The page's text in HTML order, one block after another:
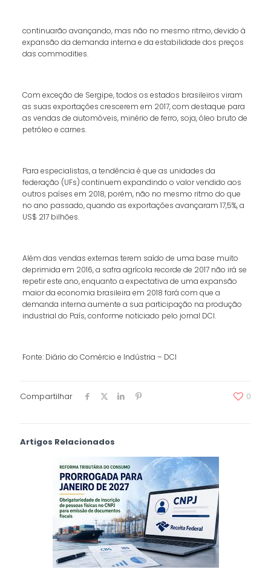
continuarão avançando, mas não no mesmo ritmo, devido à
expansão da demanda interna e da estabilidade dos preços
das commodities.
Com exceção de Sergipe, todos os estados brasileiros viram
as suas exportações crescerem em 2017, com destaque para
as vendas de automóveis, minério de ferro, soja, óleo bruto de
petróleo e carnes.
Para especialistas, a tendência é que as unidades da
federação (UFs) continuem expandindo o valor vendido aos
outros países em 2018, porém, não no mesmo ritmo do que
no ano passado, quando as exportações avançaram 17,5%, a
US$ 217 bilhões.
Além das vendas externas terem saído de uma base muito
deprimida em 2016, a safra agrícola recorde de 2017 não irá se
repetir este ano, enquanto a expectativa de uma expansão
maior da economia brasileira em 2018 fará com que a
demanda interna aumente a sua participação na produção
industrial do País, conforme noticiado pelo jornal DCI.
Fonte: Diário do Comércio e Indústria – DCI
Compartilhar 0
Artigos Relacionados